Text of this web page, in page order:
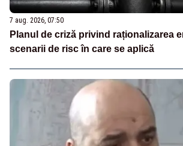
7 aug. 2026, 07:50
Planul de criză privind raționalizarea
scenarii de risc în care se aplică